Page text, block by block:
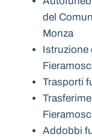
del
Monza
Istruzione
Trasporti
Addobbi